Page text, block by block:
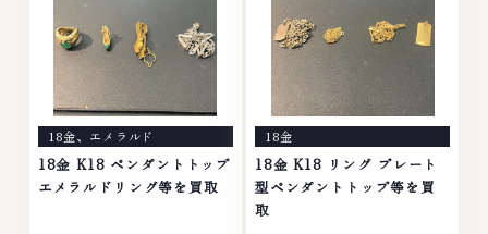
18金、 エメラルド
18金 K18 ペンダントトップ
エメラルドリング等を買取
18金
18金 K18 リング プレート
型ペンダントトップ等を買
取